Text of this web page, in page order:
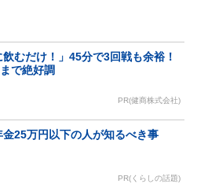
飲むだけ！」45分で3回戦も余裕！
で絶好調
PR(健商株式会社)
金25万円以下の人が知るべき事
PR(くらしの話題)